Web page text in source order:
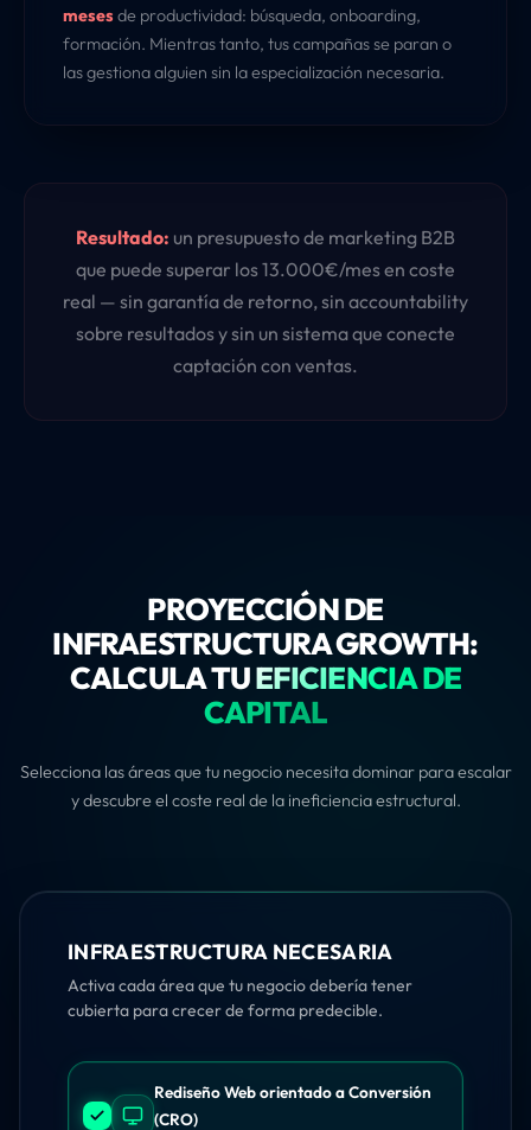
meses de productividad: búsqueda, onboarding,
formación. Mientras tanto, tus campañas se paran o
las gestiona alguien sin la especialización necesaria.
Resultado: un presupuesto de marketing B2B
que puede superar los 13.000€/mes en coste
real — sin garantía de retorno, sin accountability
sobre resultados y sin un sistema que conecte
captación con ventas.
PROYECCIÓN DE
INFRAESTRUCTURA GROWTH:
CALCULA TUEFICIENCIA DE
CAPITAL
Selecciona las áreas que tu negocio necesita dominar para escalar
y descubre el coste real de la ineficiencia estructural.
INFRAESTRUCTURA NECESARIA
Activa cada área que tu negocio debería tener
cubierta para crecer de forma predecible.
Rediseño Web orientado a Conversión
(CRO)